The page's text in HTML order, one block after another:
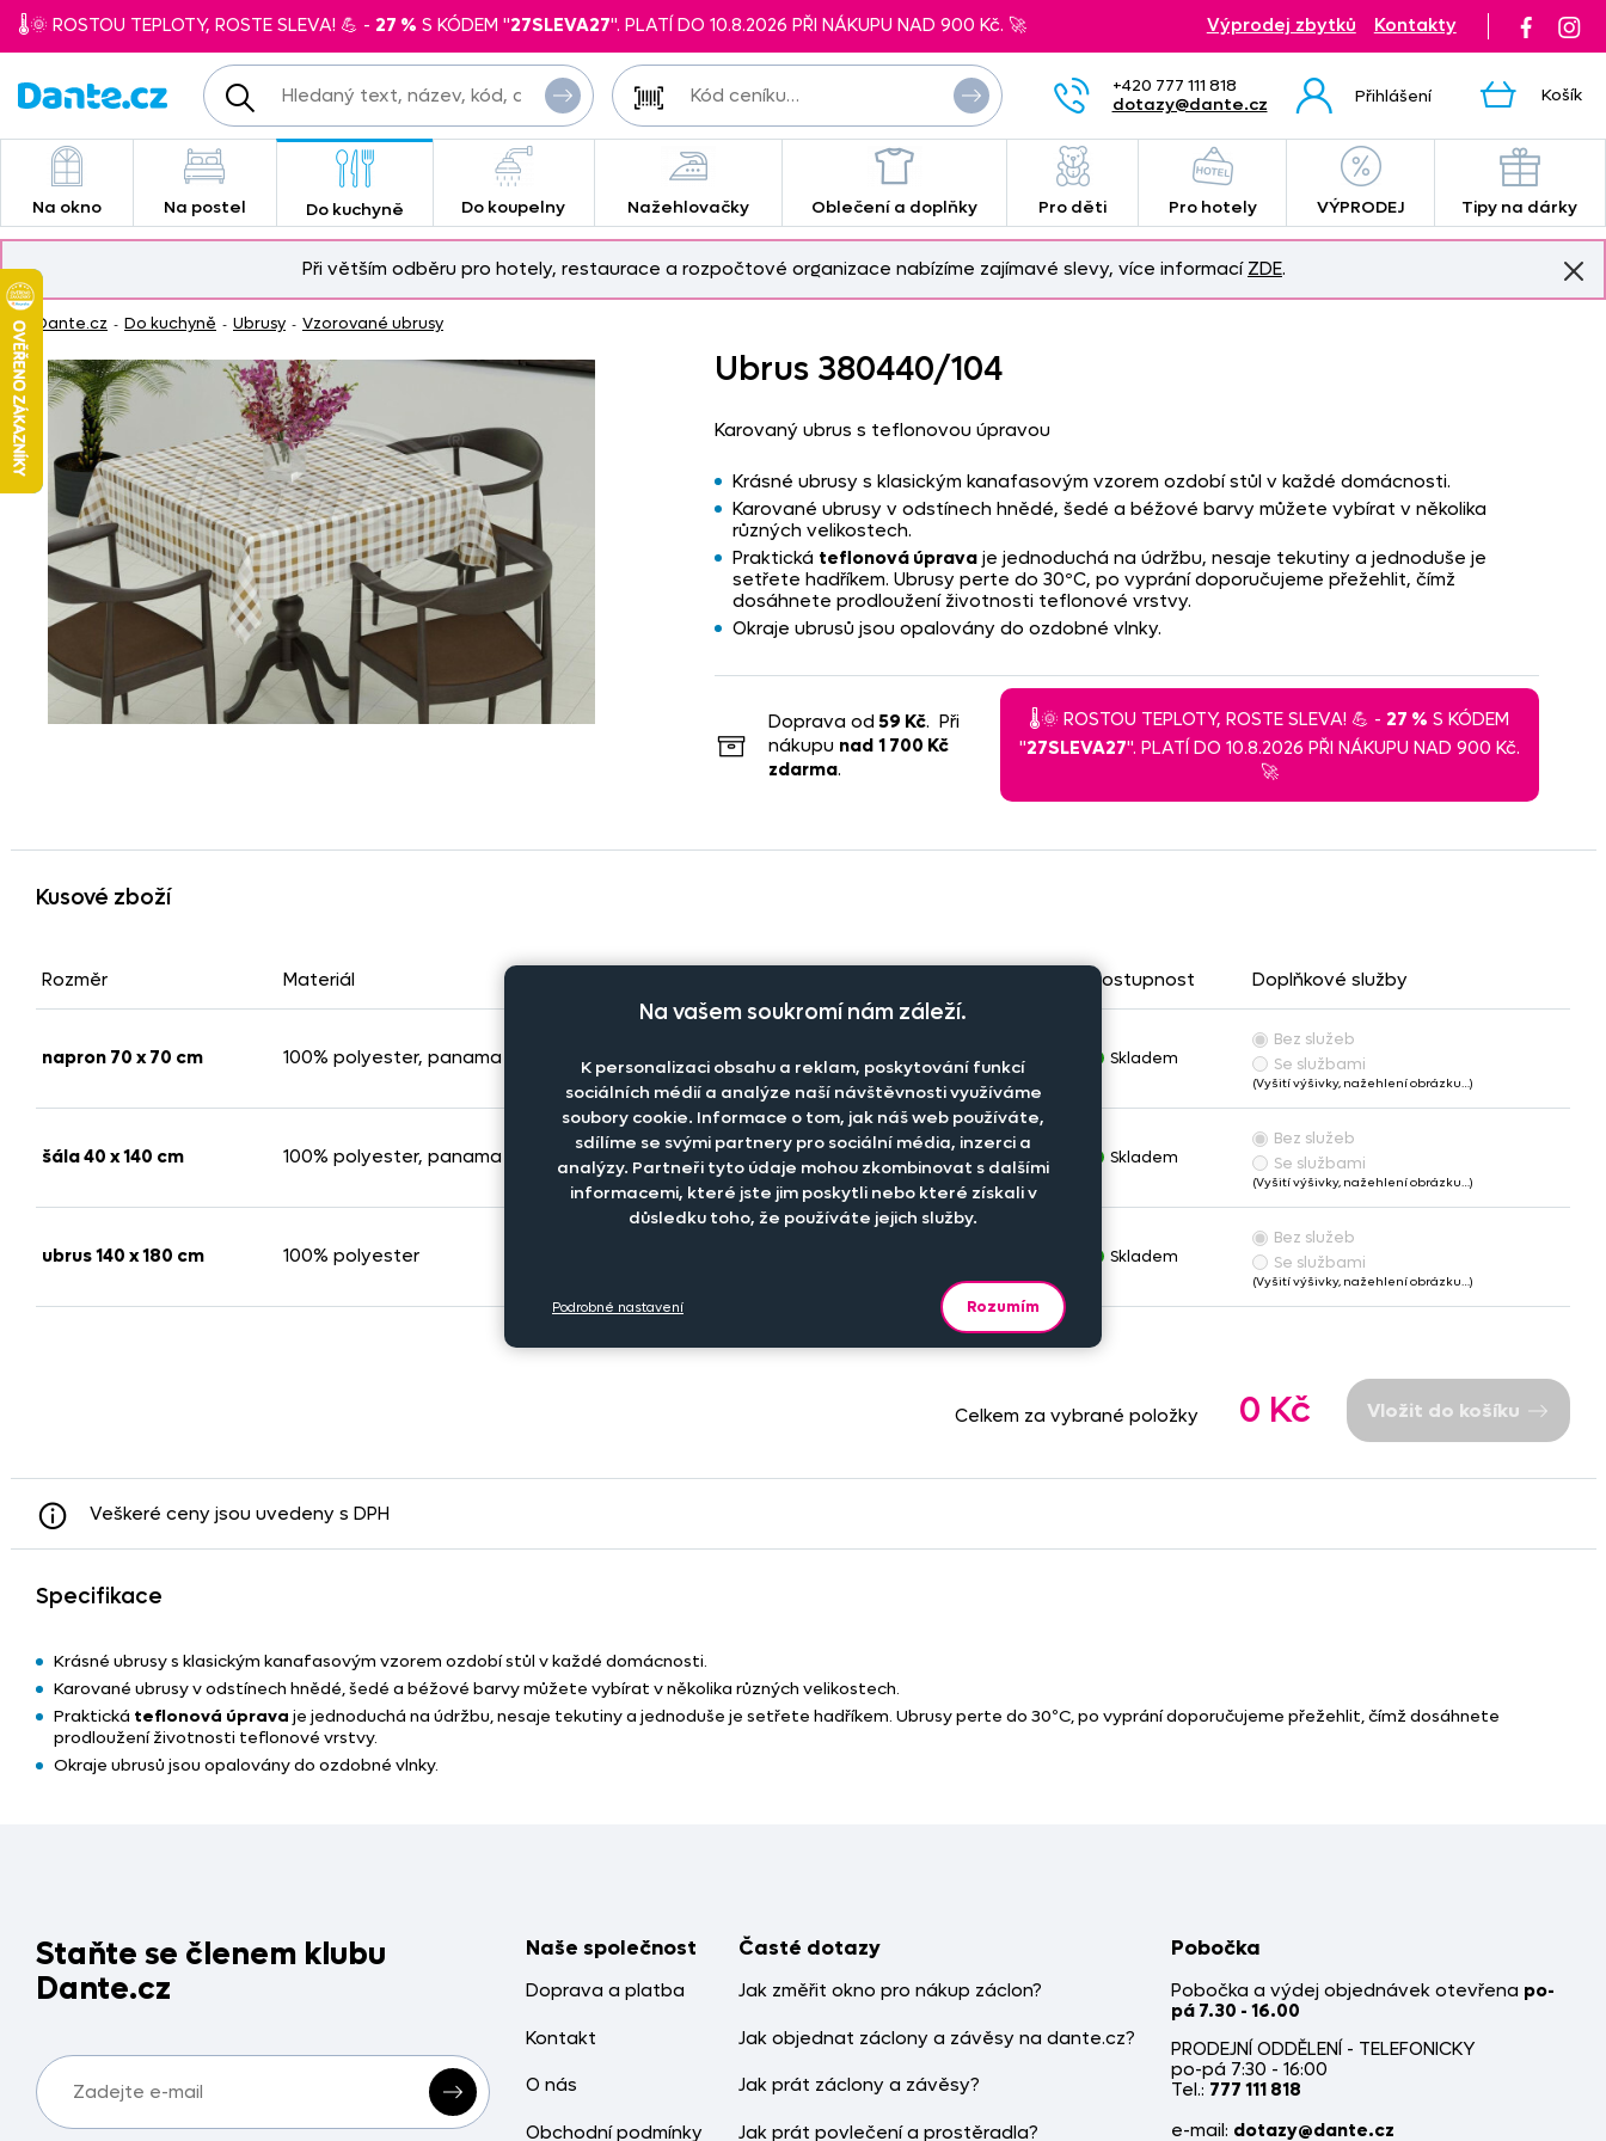
+420 777 111 818
dotazy@dante.cz
Přihlášení Košík
🌡️🌞 ROSTOU TEPLOTY, ROSTE SLEVA! 💪 - 27 % S KÓDEM "27SLEVA27". PLATÍ DO 10.8.2026 PŘI NÁKUPU NAD 900 Kč. 🚀 Výprodej zbytků Kontakty
Na okno Na postel Do kuchyně Do koupelny Nažehlovačky Oblečení a doplňky Pro děti Pro hotely VÝPRODEJ Tipy na dárky
Při větším odběru pro hotely, restaurace a rozpočtové organizace nabízíme zajímavé slevy, více informací ZDE.
Dante.cz - Do kuchyně - Ubrusy - Vzorované ubrusy
Ubrus 380440/104
Karovaný ubrus s teflonovou úpravou
Krásné ubrusy s klasickým kanafasovým vzorem ozdobí stůl v každé domácnosti.
Karované ubrusy v odstínech hnědé, šedé a béžové barvy můžete vybírat v několika
různých velikostech.
Praktická teflonová úpravaje jednoduchá na údržbu, nesaje tekutiny a jednoduše je
setřete hadříkem. Ubrusy perte do 30ºC, po vyprání doporučujeme přežehlit, čímž
dosáhnete prodloužení životnosti teflonové vrstvy.
Okraje ubrusů jsou opalovány do ozdobné vlnky.
Doprava od 59 Kč. Při
nákupu nad 1 700 Kč
zdarma.
🌡️🌞 ROSTOU TEPLOTY, ROSTE SLEVA! 💪 -27 % S KÓDEM
"27SLEVA27". PLATÍ DO 10.8.2026 PŘI NÁKUPU NAD 900 Kč.
🚀
Kusové zboží
Rozměr Materiál Dostupnost Doplňkové služby
napron 70 x 70 cm 100% polyester, panama ks +
- 199 Kč Skladem
Bez služeb
Se službami
(Vyšití výšivky, nažehlení obrázku…)
šála 40 x 140 cm 100% polyester, panama ks +
- 199 Kč Skladem
Bez služeb
Se službami
(Vyšití výšivky, nažehlení obrázku…)
ubrus 140 x 180 cm 100% polyester Skladem
Bez služeb
Se službami
(Vyšití výšivky, nažehlení obrázku…)
Celkem za vybrané položky 0 Kč Vložit do košíku
Veškeré ceny jsou uvedeny s DPH
Specifikace
Krásné ubrusy s klasickým kanafasovým vzorem ozdobí stůl v každé domácnosti.
Karované ubrusy v odstínech hnědé, šedé a béžové barvy můžete vybírat v několika různých velikostech.
Praktická teflonová úprava je jednoduchá na údržbu, nesaje tekutiny a jednoduše je setřete hadříkem. Ubrusy perte do 30ºC, po vyprání doporučujeme přežehlit, čímž dosáhnete
prodloužení životnosti teflonové vrstvy.
Okraje ubrusů jsou opalovány do ozdobné vlnky.
Staňte se členem klubu
Dante.cz
Naše společnost
Doprava a platba
Kontakt
O nás
Obchodní podmínky
Časté dotazy
Jak změřit okno pro nákup záclon?
Jak objednat záclony a závěsy na dante.cz?
Jak prát záclony a závěsy?
Jak prát povlečení a prostěradla?
Pobočka
Pobočka a výdej objednávek otevřena po-
pá 7.30 - 16.00
PRODEJNÍ ODDĚLENÍ - TELEFONICKY
po-pá 7:30 - 16:00
Tel.: 777 111 818
e-mail: dotazy@dante.cz
Na vašem soukromí nám záleží.
K personalizaci obsahu a reklam, poskytování funkcí
sociálních médií a analýze naší návštěvnosti využíváme
soubory cookie. Informace o tom, jak náš web používáte,
sdílíme se svými partnery pro sociální média, inzerci a
analýzy. Partneři tyto údaje mohou zkombinovat s dalšími
informacemi, které jste jim poskytli nebo které získali v
důsledku toho, že používáte jejich služby.
Rozumím
Podrobné nastavení